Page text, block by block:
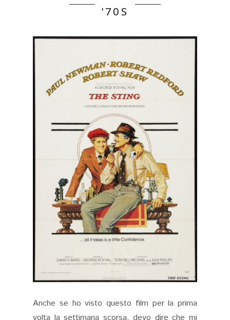
'70S
Anche se ho visto questo film per la prima